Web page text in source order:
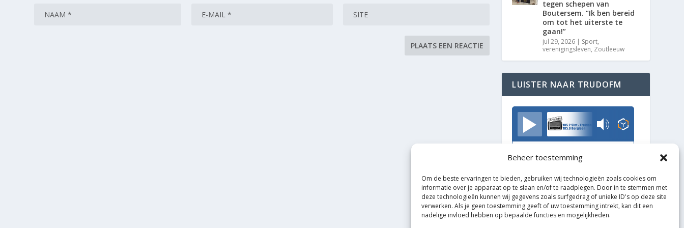
Beheer toestemming
Om de beste ervaringen te bieden, gebruiken wij technologieën zoals cookies om
informatie over je apparaat op te slaan en/of te raadplegen. Door in te stemmen met
deze technologieën kunnen wij gegevens zoals surfgedrag of unieke ID's op deze site
verwerken. Als je geen toestemming geeft of uw toestemming intrekt, kan dit een
nadelige invloed hebben op bepaalde functies en mogelijkheden.
tegen schepen van
Boutersem. “Ik ben bereid
om tot het uiterste te
gaan!”
jul 29, 2026 | Sport,
verenigingsleven, Zoutleeuw
LUISTER NAAR TRUDOFM
TrudoFM